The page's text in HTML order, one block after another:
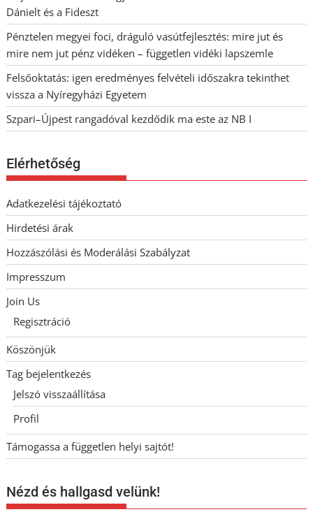
Dánielt és a Fideszt
Pénztelen megyei foci, dráguló vasútfejlesztés: mire jut és
mire nem jut pénz vidéken – független vidéki lapszemle
Felsőoktatás: igen eredményes felvételi időszakra tekinthet
vissza a Nyíregyházi Egyetem
Szpari–Újpest rangadóval kezdődik ma este az NB I
Elérhetőség
Adatkezelési tájékoztató
Hirdetési árak
Hozzászólási és Moderálási Szabályzat
Impresszum
Join Us
Regisztráció
Köszönjük
Tag bejelentkezés
Jelszó visszaállítása
Profil
Támogassa a független helyi sajtót!
Nézd és hallgasd velünk!